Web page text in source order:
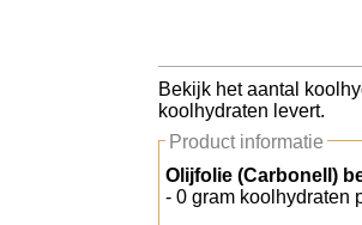
Koolhydraten tellenBekijk het aantal
koolhydraten levert.
Product informatie
Olijfolie (Carbonell)
- 0 gram koolhydraten